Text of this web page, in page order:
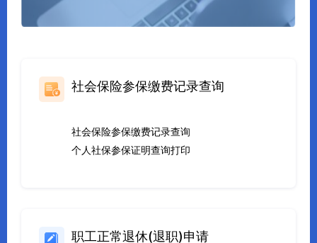
社会保险参保缴费记录查询
社会保险参保缴费记录查询
个人社保参保证明查询打印
职工正常退休(退职)申请